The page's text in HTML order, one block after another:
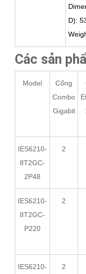
D):
Các sản
Model
Cổng
Combo
Gigabit
IES6210-
8T2GC-
2P48
2
IES6210-
8T2GC-
P220
2
IES6210-
2